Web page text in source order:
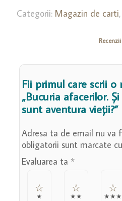
Și
vieții?
Categorii: Magazin de carti,
Recenzii
Fii primul care scrii o
„Bucuria afacerilor.
sunt aventura vieții?”
Adresa ta de email nu va
obligatorii sunt marcate cu
Evaluarea ta *